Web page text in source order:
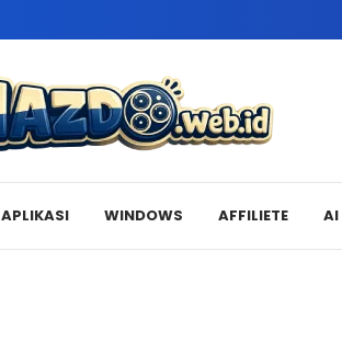
APLIKASI WINDOWS AFFILIETE AI